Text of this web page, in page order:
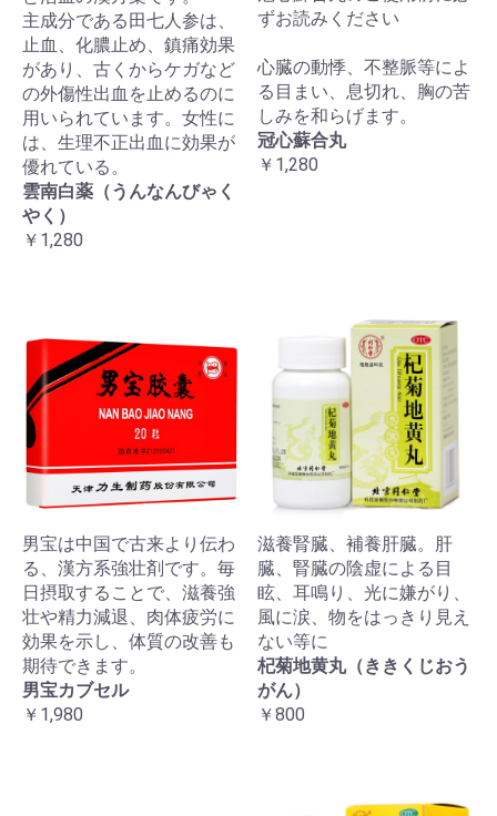
主成分である田七人参は、
止血、化膿止め、鎮痛効果
があり、古くからケガなど
の外傷性出血を止めるのに
用いられています。女性に
は、生理不正出血に効果が
優れている。
雲南白薬（うんなんびゃく
やく）
￥1,280
ずお読みください
心臓の動悸、不整脈等によ
る目まい、息切れ、胸の苦
しみを和らげます。
冠心蘇合丸
￥1,280
男宝は中国で古来より伝わ
る、漢方系強壮剤です。毎
日摂取することで、滋養強
壮や精力減退、肉体疲労に
効果を示し、体質の改善も
期待できます。
男宝カブセル
￥1,980
滋養腎臓、補養肝臓。肝
臓、腎臓の陰虚による目
眩、耳鳴り、光に嫌がり、
風に涙、物をはっきり見え
ない等に
杞菊地黄丸（ききくじおう
がん）
￥800